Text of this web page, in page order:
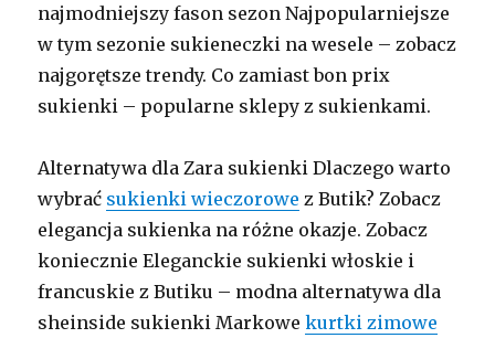
najmodniejszy fason sezon Najpopularniejsze
w tym sezonie sukieneczki na wesele – zobacz
najgorętsze trendy. Co zamiast bon prix
sukienki – popularne sklepy z sukienkami.
Alternatywa dla Zara sukienki Dlaczego warto
wybrać sukienki wieczorowe z Butik? Zobacz
elegancja sukienka na różne okazje. Zobacz
koniecznie Eleganckie sukienki włoskie i
francuskie z Butiku – modna alternatywa dla
sheinside sukienki Markowekurtki zimowe